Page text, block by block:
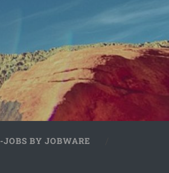
JOBS BY JOBWARE